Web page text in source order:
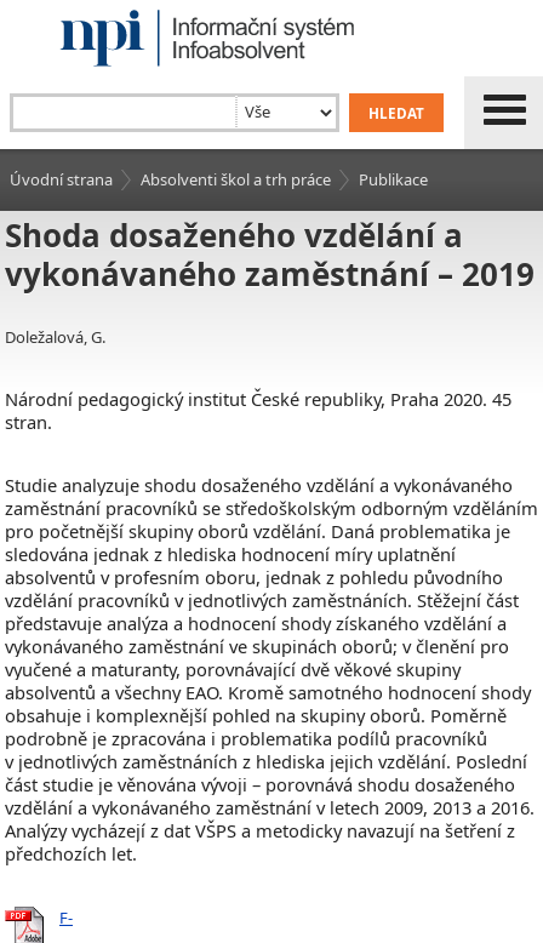
Úvodní strana Absolventi škol a trh práce Publikace
Shoda dosaženého vzdělání a
vykonávaného zaměstnání – 2019
Doležalová, G.
Národní pedagogický institut České republiky, Praha 2020. 45
stran.
Studie analyzuje shodu dosaženého vzdělání a vykonávaného
zaměstnání pracovníků se středoškolským odborným vzděláním
pro početnější skupiny oborů vzdělání. Daná problematika je
sledována jednak z hlediska hodnocení míry uplatnění
absolventů v profesním oboru, jednak z pohledu původního
vzdělání pracovníků v jednotlivých zaměstnáních. Stěžejní část
představuje analýza a hodnocení shody získaného vzdělání a
vykonávaného zaměstnání ve skupinách oborů; v členění pro
vyučené a maturanty, porovnávající dvě věkové skupiny
absolventů a všechny EAO. Kromě samotného hodnocení shody
obsahuje i komplexnější pohled na skupiny oborů. Poměrně
podrobně je zpracována i problematika podílů pracovníků
v jednotlivých zaměstnáních z hlediska jejich vzdělání. Poslední
část studie je věnována vývoji – porovnává shodu dosaženého
vzdělání a vykonávaného zaměstnání v letech 2009, 2013 a 2016.
Analýzy vycházejí z dat VŠPS a metodicky navazují na šetření z
předchozích let.
F-